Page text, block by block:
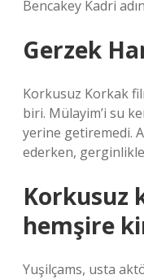
Bencakey Kadri
Gerzek
Korkusuz Korkak
biri. Mülayim’i su
yerine getiremedi.
ederken,
Korkusuz
hemşire
Yuşilçams, usta